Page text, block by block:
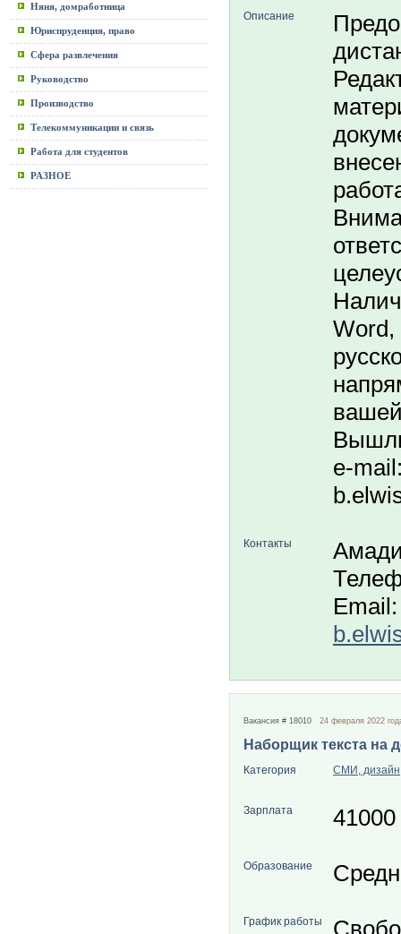
Няня, домработница
Юриспруденция, право
Сфера развлечения
Руководство
Производство
Телекоммуникации и связь
Работа для студентов
РАЗНОЕ
Описание
Word,
e-
Контакты
Email:
Вакансия # 18010 24 февраля 2022
Наборщик текста на
Категория СМИ,
Зарплата 41000
Образование
График работы